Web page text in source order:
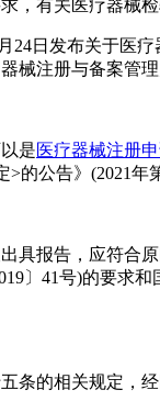
，有关医疗器械检
24日发布关于医
械注册与备案管
是医疗器械注册
的公告》(2021年
报告，应符合原
〕41号)的要求
的相关规定，经